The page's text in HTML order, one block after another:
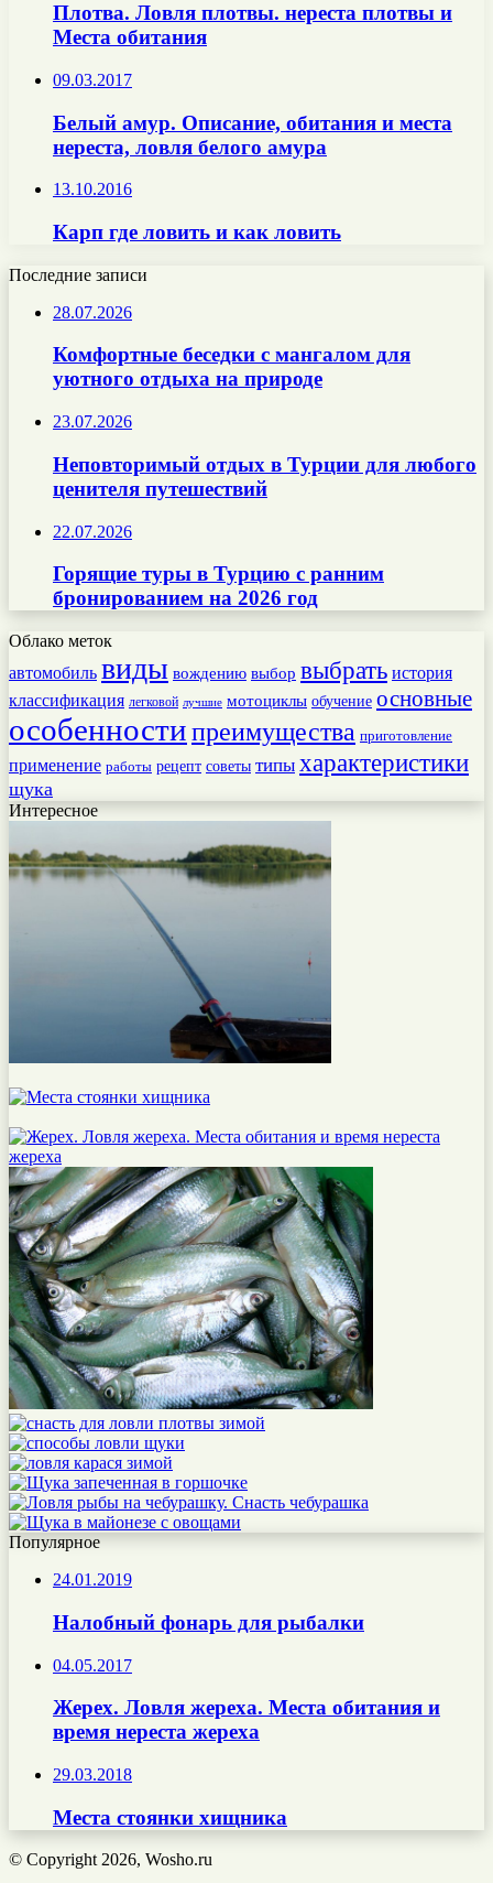
Плотва. Ловля плотвы. нереста плотвы и
Места обитания
09.03.2017
Белый амур. Описание, обитания и места
нереста, ловля белого амура
13.10.2016
Карп где ловить и как ловить
Последние записи
28.07.2026
Комфортные беседки с мангалом для
уютного отдыха на природе
23.07.2026
Неповторимый отдых в Турции для любого
ценителя путешествий
22.07.2026
Горящие туры в Турцию с ранним
бронированием на 2026 год
Облако меток
автомобиль виды вождению выбор выбрать история
классификация легковой лучшие мотоциклы обучение основные
особенностипреимущества приготовление
применение работы рецепт советы типы характеристики
щука
Интересное
Популярное
24.01.2019
Налобный фонарь для рыбалки
04.05.2017
Жерех. Ловля жереха. Места обитания и
время нереста жереха
29.03.2018
Места стоянки хищника
© Copyright 2026, Wosho.ru